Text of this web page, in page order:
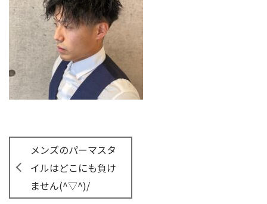
メンズのパーマスタ
イルはどこにも負け
ません(^▽^)/